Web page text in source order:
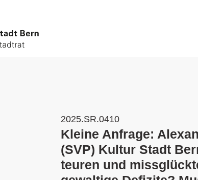
2025.SR.0410
Kleine Anfrage:
(SVP) Kultur Stadt
teuren und